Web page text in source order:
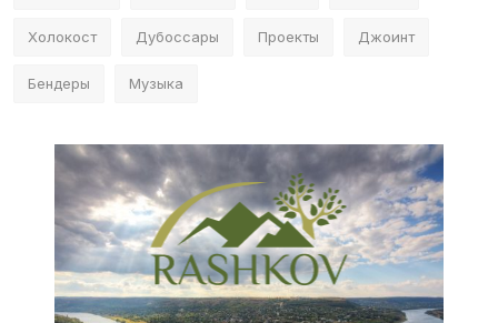
Холокост Дубоссары Проекты Джоинт
Бендеры Музыка